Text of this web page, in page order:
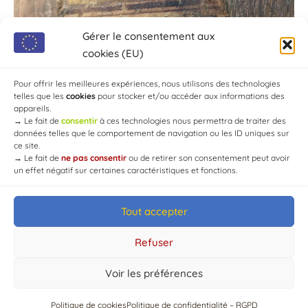
Gérer le consentement aux
cookies (EU)
Pour offrir les meilleures expériences, nous utilisons des technologies
telles que les cookies pour stocker et/ou accéder aux informations des
appareils.
→ Le fait de consentir à ces technologies nous permettra de traiter des
données telles que le comportement de navigation ou les ID uniques sur
ce site.
→ Le fait de ne pas consentir ou de retirer son consentement peut avoir
un effet négatif sur certaines caractéristiques et fonctions.
Tout accepter
Refuser
Voir les préférences
Politique de cookiesPolitique de confidentialité – RGPD
© Mairie de Chaource [2004-2024] | Tous droits réservés.
Developed byWEB3-DESIGN